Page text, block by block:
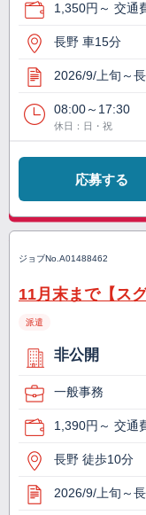
1,350円～ 交通
長野 車15分
2026/9/上旬～
08:00～17:30
休日：日・祝
応募する
ジョブNo. A01488462
11月末まで【ス
派遣
非公開
一般事務
1,390円～ 交通
長野 徒歩10分
2026/9/上旬～